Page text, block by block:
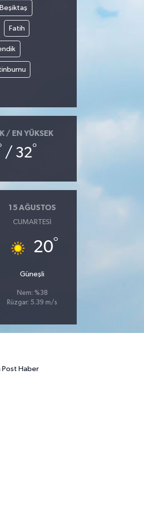
Beşiktaş
Fatih
/ EN YÜKSEK
/ 32°
15 AĞUSTOS
CUMARTESI
20°
Güneşli
Nem: %38
Rüzgar: 5.39 m/s
Post Haber